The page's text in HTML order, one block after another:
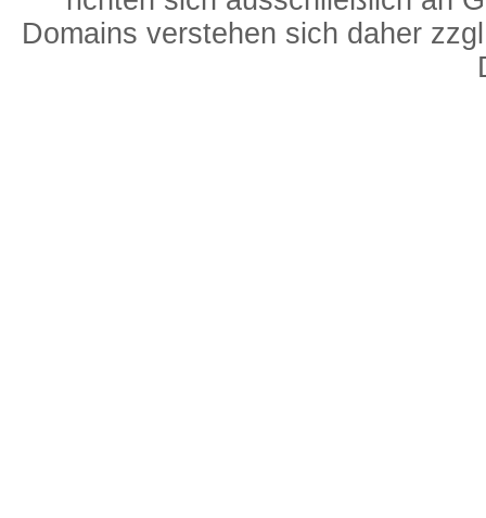
Domains verstehen sich daher